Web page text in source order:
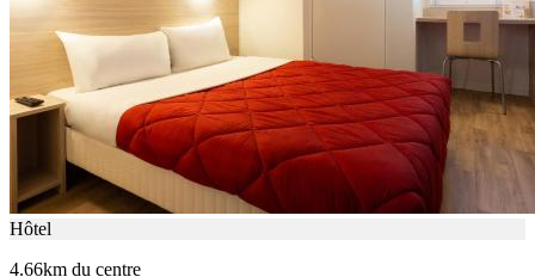
Hôtel
4.66km du centre